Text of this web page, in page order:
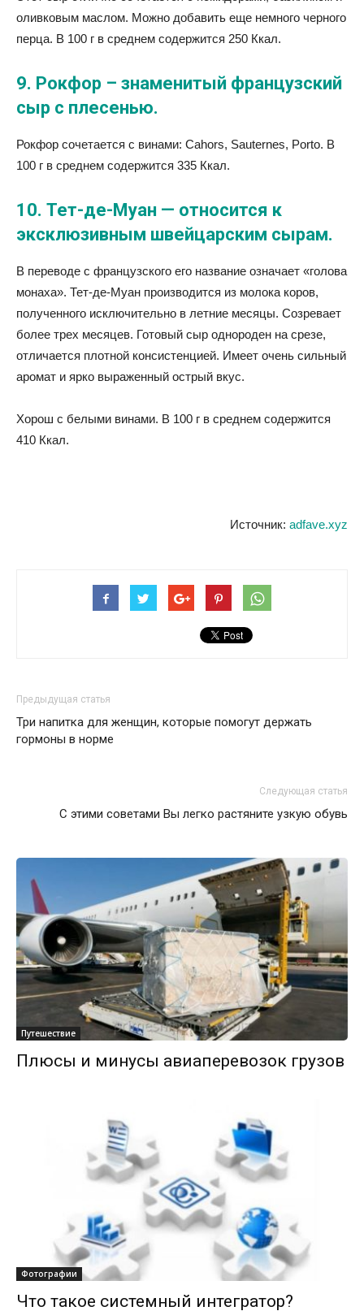
оливковым маслом. Можно добавить еще немного черного
перца. В 100 г в среднем содержится 250 Ккал.
9. Рокфор – знаменитый французский
сыр с плесенью.
Рокфор сочетается с винами: Cahors, Sauternes, Porto. В
100 г в среднем содержится 335 Ккал.
10. Тет-де-Муан — относится к
эксклюзивным швейцарским сырам.
В переводе с французского его название означает «голова
монаха». Тет-де-Муан производится из молока коров,
полученного исключительно в летние месяцы. Созревает
более трех месяцев. Готовый сыр однороден на срезе,
отличается плотной консистенцией. Имеет очень сильный
аромат и ярко выраженный острый вкус.
Хорош с белыми винами. В 100 г в среднем содержится
410 Ккал.
Источник: adfave.xyz
Предыдущая статья
Три напитка для женщин, которые помогут держать
гормоны в норме
Следующая статья
С этими советами Вы легко растяните узкую обувь
Путешествие
Плюсы и минусы авиаперевозок грузов
Фотографии
Что такое системный интегратор?